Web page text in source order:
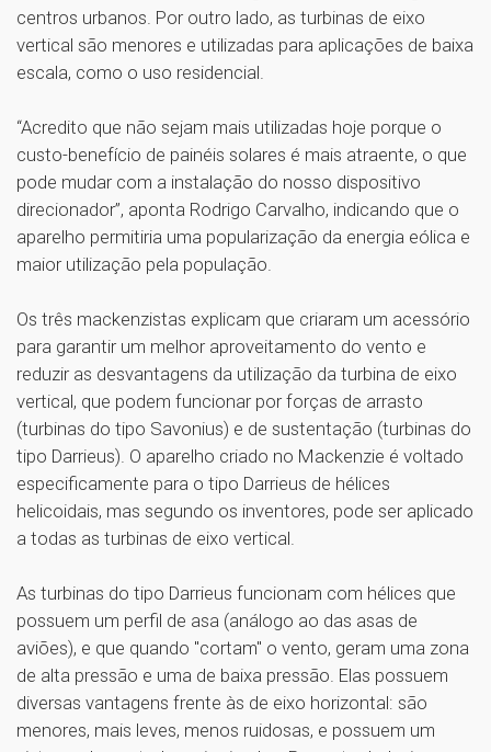
centros urbanos. Por outro lado, as turbinas de eixo
vertical são menores e utilizadas para aplicações de baixa
escala, como o uso residencial.
“Acredito que não sejam mais utilizadas hoje porque o
custo-benefício de painéis solares é mais atraente, o que
pode mudar com a instalação do nosso dispositivo
direcionador”, aponta Rodrigo Carvalho, indicando que o
aparelho permitiria uma popularização da energia eólica e
maior utilização pela população.
Os três mackenzistas explicam que criaram um acessório
para garantir um melhor aproveitamento do vento e
reduzir as desvantagens da utilização da turbina de eixo
vertical, que podem funcionar por forças de arrasto
(turbinas do tipo Savonius) e de sustentação (turbinas do
tipo Darrieus). O aparelho criado no Mackenzie é voltado
especificamente para o tipo Darrieus de hélices
helicoidais, mas segundo os inventores, pode ser aplicado
a todas as turbinas de eixo vertical.
As turbinas do tipo Darrieus funcionam com hélices que
possuem um perfil de asa (análogo ao das asas de
aviões), e que quando "cortam" o vento, geram uma zona
de alta pressão e uma de baixa pressão. Elas possuem
diversas vantagens frente às de eixo horizontal: são
menores, mais leves, menos ruidosas, e possuem um